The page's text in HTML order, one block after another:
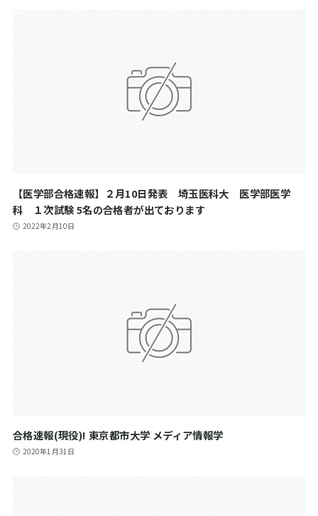
【医学部合格速報】２月10日発表 埼玉医科大 医学部医学
科 １次試験 5名の合格者が出ております
2022年2月10日
合格速報(現役)! 東京都市大学 メディア情報学
2020年1月31日